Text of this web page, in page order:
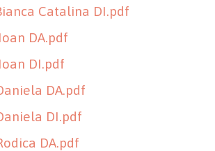
Catalina DI.pdf
DA.pdf
DI.pdf
DA.pdf
DI.pdf
DA.pdf